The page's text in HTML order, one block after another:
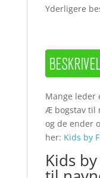
Yderligere
Mange leder
Æ bogstav til
og de ender
her: Kids by
Kids